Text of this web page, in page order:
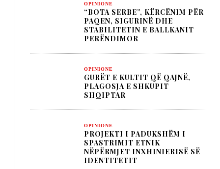
OPINIONE
“BOTA SERBE”, KËRCËNIM PËR
PAQEN, SIGURINË DHE
STABILITETIN E BALLKANIT
PERËNDIMOR
OPINIONE
GURËT E KULTIT QË QAJNË,
PLAGOSJA E SHKUPIT
SHQIPTAR
OPINIONE
PROJEKTI I PADUKSHËM I
SPASTRIMIT ETNIK
NËPËRMJET INXHINIERISË SË
IDENTITETIT